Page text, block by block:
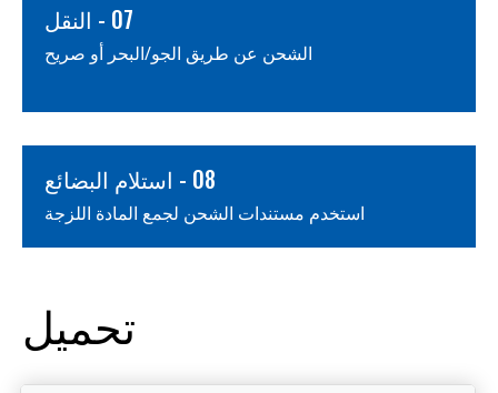
07 - النقل
الشحن عن طريق الجو/البحر أو صريح
08 - استلام البضائع
استخدم مستندات الشحن لجمع المادة اللزجة
تحميل